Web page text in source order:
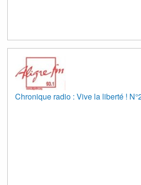
Chronique radio : Vive la liberté !